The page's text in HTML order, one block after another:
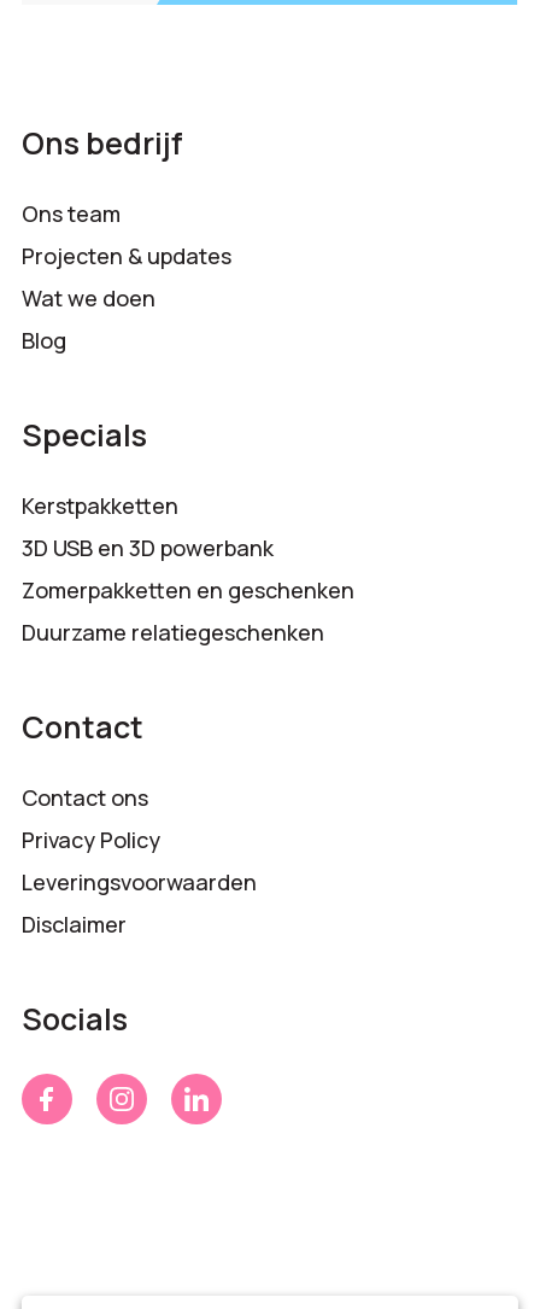
Ons bedrijf
Ons team
Projecten & updates
Wat we doen
Blog
Specials
Kerstpakketten
3D USB en 3D powerbank
Zomerpakketten en geschenken
Duurzame relatiegeschenken
Contact
Contact ons
Privacy Policy
Leveringsvoorwaarden
Disclaimer
Socials